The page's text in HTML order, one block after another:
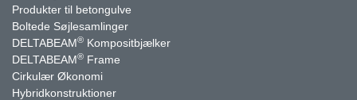
Produkter til betongulve
Boltede Søjlesamlinger
DELTABEAM® Kompositbjælker
DELTABEAM® Frame
Cirkulær Økonomi
Hybridkonstruktioner